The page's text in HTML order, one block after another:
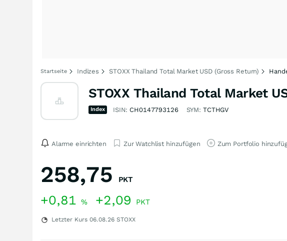
Startseite Indizes STOXX Thailand Total Market USD (Gross Return)
STOXX Thailand Total Market
Index ISIN: CH0147793126 SYM: TCTHGV
Alarme einrichten Zur Watchlist hinzufügen Zum Portfolio
258,75 PKT
+0,81 % +2,09 PKT
Letzter Kurs 06.08.26 STOXX